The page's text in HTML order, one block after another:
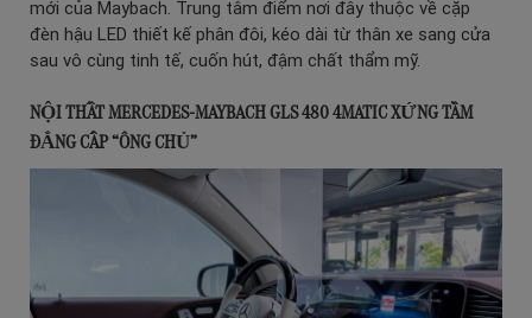
mới của Maybach. Trung tâm điểm nơi đây thuộc về cặp
đèn hậu LED thiết kế phân đôi, kéo dài từ thân xe sang cửa
sau vô cùng tinh tế, cuốn hút, đậm chất thẩm mỹ.
NỘI THẤT MERCEDES-MAYBACH GLS 480 4MATIC XỨNG TẦM
ĐẲNG CẤP “ÔNG CHỦ”